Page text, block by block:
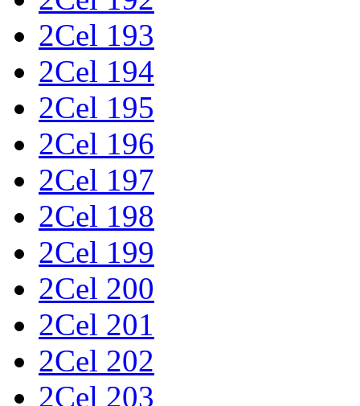
2Cel 193
2Cel 194
2Cel 195
2Cel 196
2Cel 197
2Cel 198
2Cel 199
2Cel 200
2Cel 201
2Cel 202
2Cel 203